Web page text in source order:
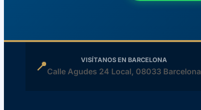
📍 VISÍTANOS EN BARCELONA
Calle Agudes 24 Local, 08033 Barcelona